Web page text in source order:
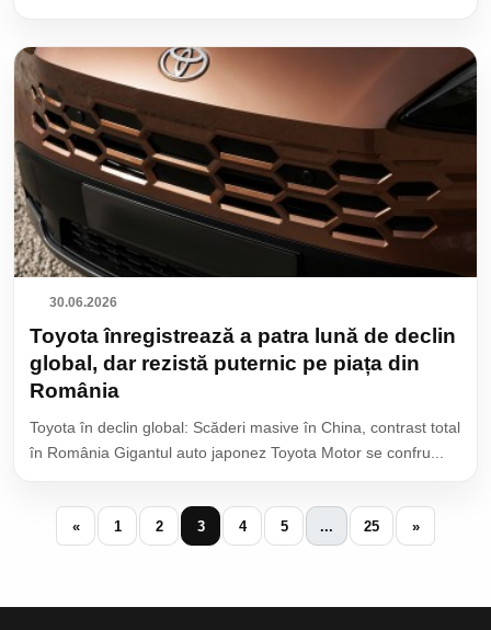
30.06.2026
Toyota înregistrează a patra lună de declin
global, dar rezistă puternic pe piața din
România
Toyota în declin global: Scăderi masive în China, contrast total
în România Gigantul auto japonez Toyota Motor se confru...
« 1 2 3 4 5 ... 25 »